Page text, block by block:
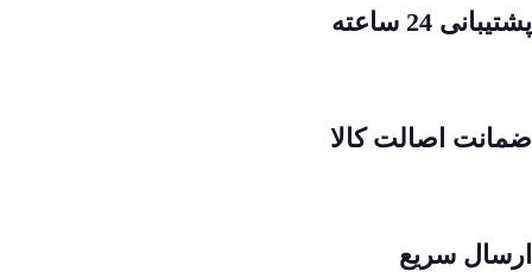
پشتیبانی 24 ساعته
ضمانت اصالت کالا
ارسال سریع